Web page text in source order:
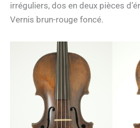
irréguliers, dos en deux pièces
Vernis brun-rouge foncé.